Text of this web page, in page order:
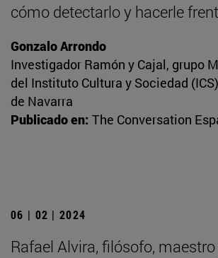
cómo detectarlo y hacerle
Gonzalo Arrondo
Investigador Ramón y Cajal, grupo
del Instituto Cultura y Sociedad
de Navarra
Publicado en: The Conversation
06 | 02 | 2024
Rafael Alvira, filósofo,